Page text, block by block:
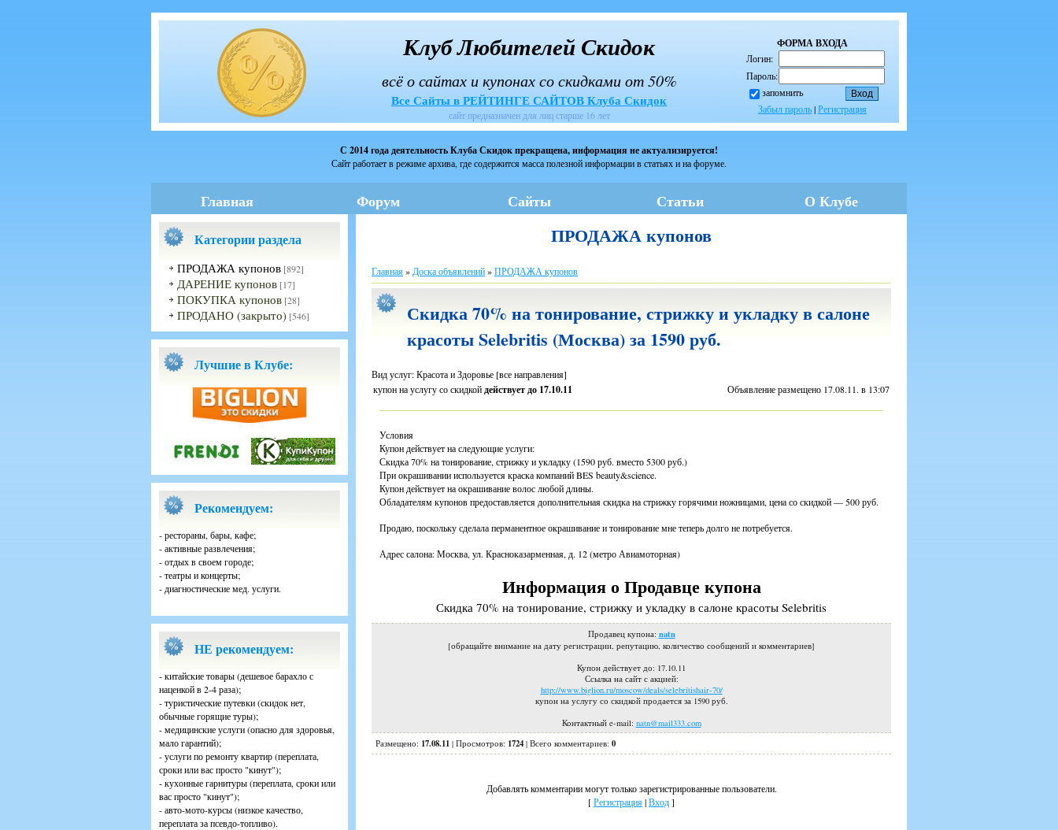
ФОРМА ВХОДА
Логин:
Пароль:
запомнить
Забыл пароль|Регистрация
Клуб Любителей Скидок
всё о сайтах и купонах со скидками от 50%
Все Сайты в РЕЙТИНГЕ САЙТОВ Клуба Скидок
сайт предназначен для лиц старше 16 лет
С 2014 года деятельность Клуба Скидок прекращена, информация не актуализируется!
Сайт работает в режиме архива, где содержится масса полезной информации в статьях и на форуме.
Главная Форум Сайты Статьи О Клубе
Категории раздела
ПРОДАЖА купонов [892]
ДАРЕНИЕ купонов [17]
ПОКУПКА купонов [28]
ПРОДАНО (закрыто) [546]
Лучшие в Клубе:
Рекомендуем:
- рестораны, бары, кафе;
- активные развлечения;
- отдых в своем городе;
- театры и концерты;
- диагностические мед. услуги.
НЕ рекомендуем:
- китайские товары (дешевое барахло с
наценкой в 2-4 раза);
- туристические путевки (скидок нет,
обычные горящие туры);
- медицинские услуги (опасно для здоровья,
мало гарантий);
- услуги по ремонту квартир (переплата,
сроки или вас просто "кинут");
- кухонные гарнитуры (переплата, сроки или
вас просто "кинут");
- авто-мото-курсы (низкое качество,
переплата за псевдо-топливо).
ПРОДАЖА купонов
Главная» Доска объявлений»ПРОДАЖА купонов
Скидка 70% на тонирование, стрижку и укладку в салоне
красоты Selebritis (Москва) за 1590 руб.
Вид услуг: Красота и Здоровье [все направления]
купон на услугу со скидкойдействует до 17.10.11 Объявление размещено 17.08.11. в 13:07
Условия
Купон действует на следующие услуги:
Скидка 70% на тонирование, стрижку и укладку (1590 руб. вместо 5300 руб.)
При окрашивании используется краска компаний BES beauty&science.
Купон действует на окрашивание волос любой длины.
Обладателям купонов предоставляется дополнительная скидка на стрижку горячими ножницами, цена со скидкой — 500 руб.
Продаю, поскольку сделала перманентное окрашивание и тонирование мне теперь долго не потребуется.
Адрес салона: Москва, ул. Красноказарменная, д. 12 (метро Авиамоторная)
Информация о Продавце купона
Скидка 70% на тонирование, стрижку и укладку в салоне красоты Selebritis
Продавец купона: natn
[обращайте внимание на дату регистрации, репутацию, количество сообщений и комментариев]
Купон действует до: 17.10.11
Ссылка на сайт с акцией:
http://www.biglion.ru/moscow/deals/selebritishair-70/
купон на услугу со скидкой продается за 1590 руб.
Контактный e-mail: natn@mail333.com
Размещено: 17.08.11 | Просмотров: 1724 | Всего комментариев: 0
Добавлять комментарии могут только зарегистрированные пользователи.
[Регистрация|Вход]